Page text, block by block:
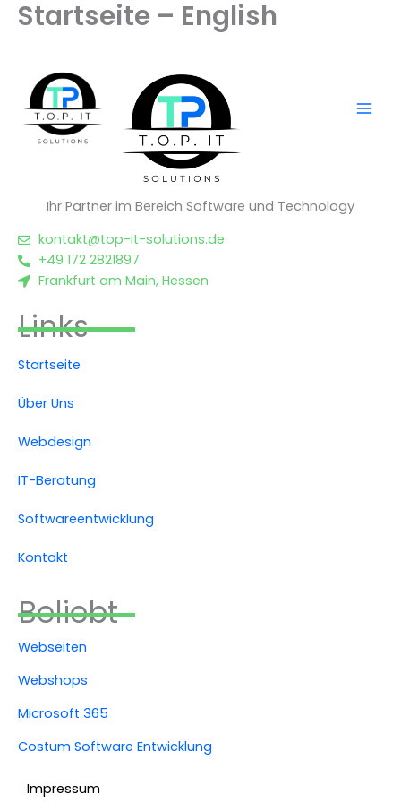
Zum
InhaltStartseite – English
Ihr Partner im Bereich Software und Technology
kontakt@top-it-solutions.de
+49 172 2821897
Frankfurt am Main, Hessen
Links
Startseite
Über Uns
Webdesign
IT-Beratung
Softwareentwicklung
Kontakt
Beliebt
Webseiten
Webshops
Microsoft 365
Costum Software Entwicklung
Impressum